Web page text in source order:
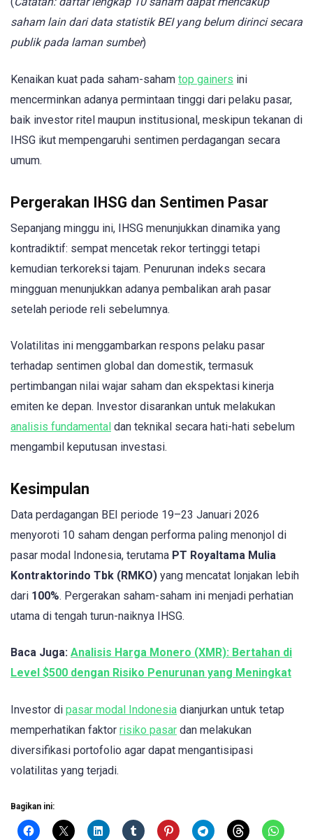
saham lain dari data statistik BEI yang belum dirinci secara
publik pada laman sumber)
Kenaikan kuat pada saham-saham top gainers ini
mencerminkan adanya permintaan tinggi dari pelaku pasar,
baik investor ritel maupun institusional, meskipun tekanan di
IHSG ikut mempengaruhi sentimen perdagangan secara
umum.
Pergerakan IHSG dan Sentimen Pasar
Sepanjang minggu ini, IHSG menunjukkan dinamika yang
kontradiktif: sempat mencetak rekor tertinggi tetapi
kemudian terkoreksi tajam. Penurunan indeks secara
mingguan menunjukkan adanya pembalikan arah pasar
setelah periode reli sebelumnya.
Volatilitas ini menggambarkan respons pelaku pasar
terhadap sentimen global dan domestik, termasuk
pertimbangan nilai wajar saham dan ekspektasi kinerja
emiten ke depan. Investor disarankan untuk melakukan
analisis fundamental dan teknikal secara hati-hati sebelum
mengambil keputusan investasi.
Kesimpulan
Data perdagangan BEI periode 19–23 Januari 2026
menyoroti 10 saham dengan performa paling menonjol di
pasar modal Indonesia, terutama PT Royaltama Mulia
Kontraktorindo Tbk (RMKO) yang mencatat lonjakan lebih
dari 100%. Pergerakan saham-saham ini menjadi perhatian
utama di tengah turun-naiknya IHSG.
Baca Juga: Analisis Harga Monero (XMR): Bertahan di
Level $500 dengan Risiko Penurunan yang Meningkat
Investor di pasar modal Indonesia dianjurkan untuk tetap
memperhatikan faktor risiko pasar dan melakukan
diversifikasi portofolio agar dapat mengantisipasi
volatilitas yang terjadi.
Bagikan ini: